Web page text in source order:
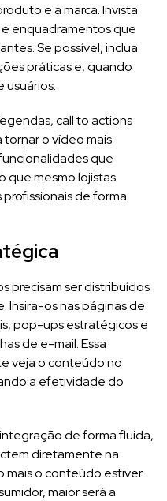
e a marca. Invista
enquadramentos que
Se possível, inclua
práticas e, quando
usuários.
call to actions
tornar o vídeo mais
que
que mesmo lojistas
de forma
precisam ser distribuídos
Insira-os nas páginas de
pop-ups estratégicos e
de e-mail. Essa
veja o conteúdo no
a efetividade do
de forma fluida,
diretamente na
mais o conteúdo estiver
maior será a